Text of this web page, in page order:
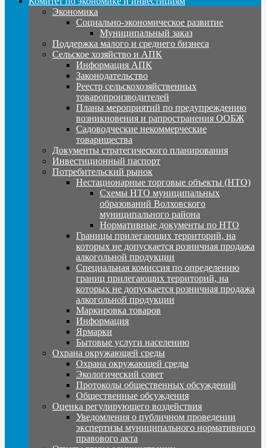
Экономика
Социально-экономическое развитие
Муниципальный заказ
Поддержка малого и среднего бизнеса
Сельское хозяйство и АПК
Информация АПК
Законодательство
Реестр сельскохозяйственных
товаропроизводителей
Планы мероприятий по предупреждению
возникновения и рапространения ООБЖ
Садоводческие некоммерческие
товарищества
Документы стратегического планирования
Инвестиционный паспорт
Потребительский рынок
Нестационарные торговые объекты (НТО)
Схемы НТО муниципальных
образований Волховского
муниципального района
Нормативные документы по НТО
Границы прилегающих территорий, на
которых не допускается розничная продажа
алкогольной продукции
Специальная комиссия по определению
границ прилегающих территорий, на
которых не допускается розничная продажа
алкогольной продукции
Маркировка товаров
Информация
Ярмарки
Бытовые услуги населению
Охрана окружающей среды
Охрана окружающей среды
Экологический совет
Протоколы общественных обсуждений
Общественные обсуждения
Оценка регулирующего воздействия
Уведомления о публичном проведении
экспертизы муниципального нормативного
правового акта